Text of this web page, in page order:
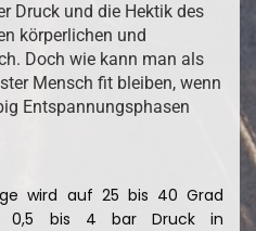
Druck und die Hektik des
körperlichen und
Doch wie kann man als
Mensch fit bleiben, wenn
Entspannungsphasen
wird auf 25 bis 40 Grad
0,5 bis 4 bar Druck in